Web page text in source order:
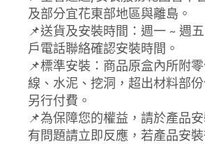
及部分宜花東部地區與離島。
📌送貨及安裝時間：週一 ~ 週
戶電話聯絡確認安裝時間。
📌標準安裝：商品原盒內所附
線、水泥、挖洞，超出材料部
另行付費。
📌為保障您的權益，請於產品
有問題請立即反應，若產品安